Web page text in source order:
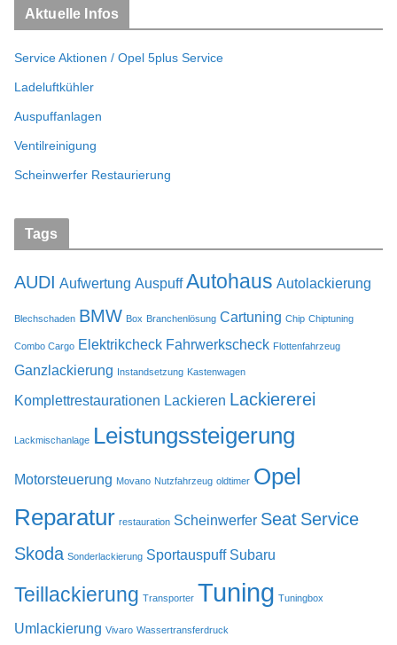
Aktuelle Infos
Service Aktionen / Opel 5plus Service
Ladeluftkühler
Auspuffanlagen
Ventilreinigung
Scheinwerfer Restaurierung
Tags
AUDI Aufwertung Auspuff Autohaus Autolackierung
Blechschaden BMW Box Branchenlösung Cartuning Chip Chiptuning
Combo Cargo Elektrikcheck Fahrwerkscheck Flottenfahrzeug
Ganzlackierung Instandsetzung Kastenwagen
Komplettrestaurationen Lackieren Lackiererei
Lackmischanlage Leistungssteigerung
Motorsteuerung Movano Nutzfahrzeug oldtimer Opel
Reparatur restauration Scheinwerfer Seat Service
Skoda Sonderlackierung Sportauspuff Subaru
Teillackierung Transporter Tuning Tuningbox
Umlackierung Vivaro Wassertransferdruck